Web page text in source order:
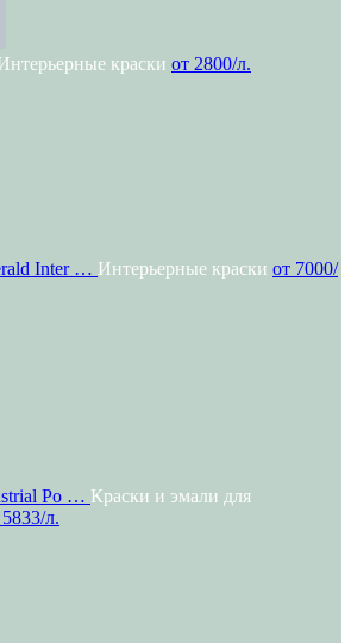
краски от 2800/л.
Inter … Интерьерные краски от 7000/
Po … Краски и эмали для
л.